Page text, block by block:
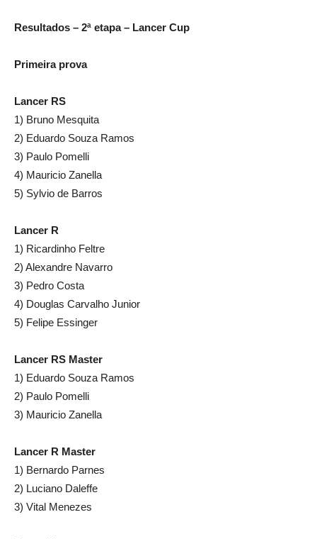
Resultados – 2ª etapa – Lancer Cup
Primeira prova
Lancer RS
1) Bruno Mesquita
2) Eduardo Souza Ramos
3) Paulo Pomelli
4) Mauricio Zanella
5) Sylvio de Barros
Lancer R
1) Ricardinho Feltre
2) Alexandre Navarro
3) Pedro Costa
4) Douglas Carvalho Junior
5) Felipe Essinger
Lancer RS Master
1) Eduardo Souza Ramos
2) Paulo Pomelli
3) Mauricio Zanella
Lancer R Master
1) Bernardo Parnes
2) Luciano Daleffe
3) Vital Menezes